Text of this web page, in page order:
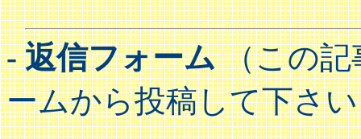
- 返信フォーム（この記
ームから投稿して下さ